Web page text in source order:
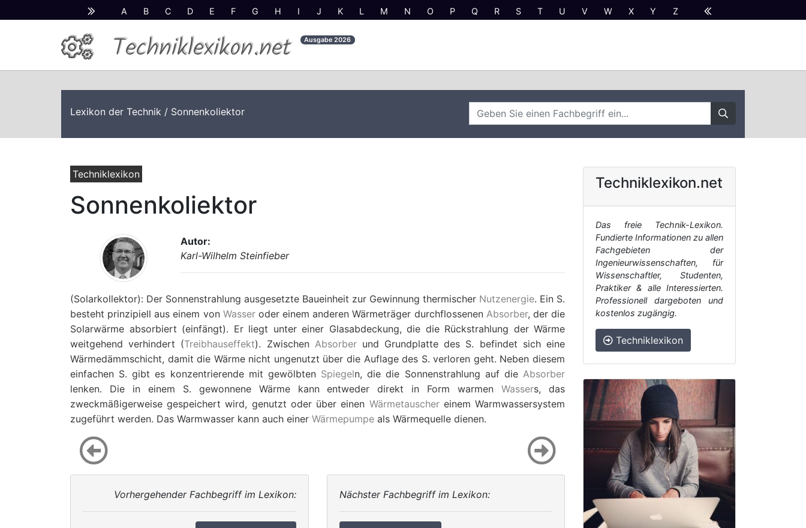
A B C D E F G H I J K L M N O P Q R S T U V W X Y Z
Techniklexikon.net Ausgabe2026
Lexikon der Technik / Sonnenkoliektor
Techniklexikon
Sonnenkoliektor
Autor:
Karl-Wilhelm Steinfieber
(Solarkollektor): Der Sonnenstrahlung ausgesetzte Baueinheit zur Gewinnung thermischer Nutzenergie. Ein S.
besteht prinzipiell aus einem von Wasseroder einem anderen Wärmeträger durchflossenen Absorber, der die
Solarwärme absorbiert (einfängt). Er liegt unter einer Glasabdeckung, die die Rückstrahlung der Wärme
weitgehend verhindert (Treibhauseffekt). Zwischen Absorberund Grundplatte des S. befindet sich eine
Wärmedämmschicht, damit die Wärme nicht ungenutzt über die Auflage des S. verloren geht. Neben diesem
einfachen S. gibt es konzentrierende mit gewölbten Spiegeln, die die Sonnenstrahlung auf dieAbsorber
lenken. Die in einem S. gewonnene Wärme kann entweder direkt in Form warmenWassers, das
zweckmäßigerweise gespeichert wird, genutzt oder über einen Wärmetauschereinem Warmwassersystem
zugeführt werden. Das Warmwasser kann auch einer Wärmepumpe als Wärmequelle dienen.
Vorhergehender Fachbegriff im Lexikon: Nächster Fachbegriff im Lexikon:
Techniklexikon.net
Das freie Technik-Lexikon.
Fundierte Informationen zu allen
Fachgebieten der
Ingenieurwissenschaften, für
Wissenschaftler, Studenten,
Praktiker & alle Interessierten.
Professionell dargeboten und
kostenlos zugängig.
Techniklexikon